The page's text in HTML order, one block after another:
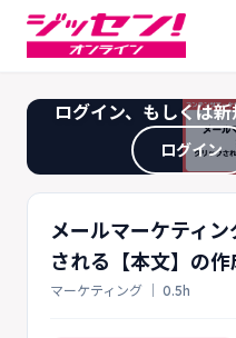
ログイン、もしくは新
ログイン
メールマーケティ
される【本文】の作
マーケティング ｜ 0.5h